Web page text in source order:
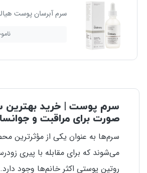
سرم آبرسان پوست
سرم پوست | خرید بهترین
صورت برای مراقبت و
سرم‌ها به عنوان یکی از مؤثرترین
می‌شوند که برای مقابله با پیری
روتین پوستی اکثر خانم‌ها وجود